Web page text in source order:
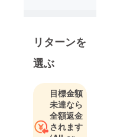
リターンを
選ぶ
目標金額
未達なら
全額返金
されます